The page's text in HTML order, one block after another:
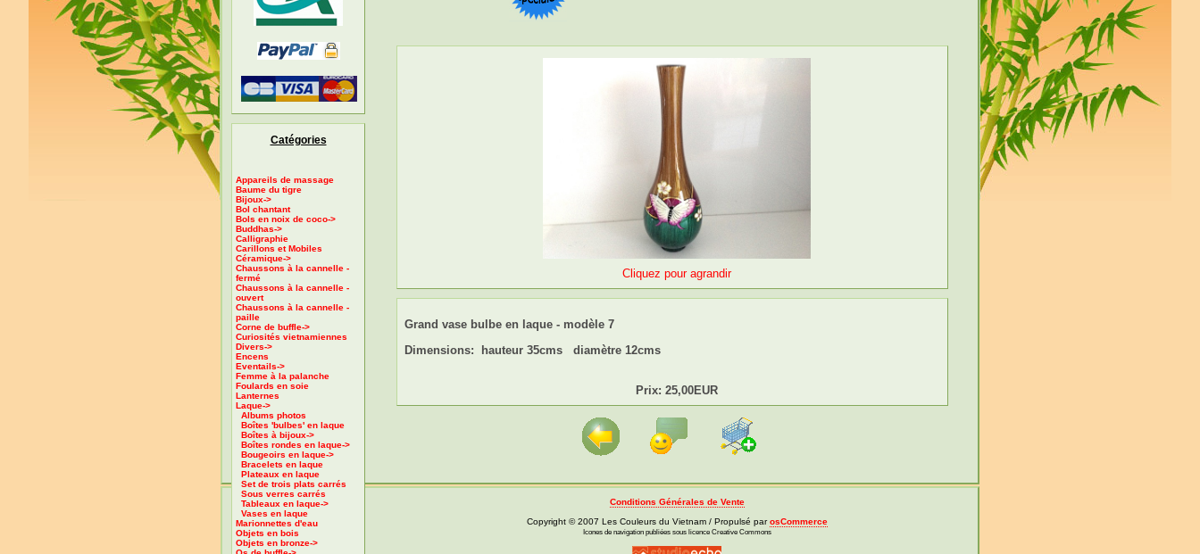
Catégories
Appareils de massage
Baume du tigre
Bijoux->
Bol chantant
Bols en noix de coco->
Buddhas->
Calligraphie
Carillons et Mobiles
Céramique->
Chaussons à la cannelle -
fermé
Chaussons à la cannelle -
ouvert
Chaussons à la cannelle -
paille
Corne de buffle->
Curiosités vietnamiennes
Divers->
Encens
Eventails->
Femme à la palanche
Foulards en soie
Lanternes
Laque->
Albums photos
Boîtes 'bulbes' en laque
Boîtes à bijoux->
Boîtes rondes en laque->
Bougeoirs en laque->
Bracelets en laque
Plateaux en laque
Set de trois plats carrés
Sous verres carrés
Tableaux en laque->
Vases en laque
Marionnettes d'eau
Objets en bois
Objets en bronze->
Cliquez pour agrandir
Grand vase bulbe en laque - modèle 7
Dimensions: hauteur 35cms diamètre 12cms
Prix: 25,00EUR
Conditions Générales de Vente
Copyright © 2007 Les Couleurs du Vietnam / Propulsé parosCommerce
Icones de navigation publiées sous licence Creative Commons